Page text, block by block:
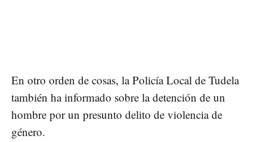
En otro orden de cosas, la Policía Local de Tudela
también ha informado sobre la detención de un
hombre por un presunto delito de violencia de
género.